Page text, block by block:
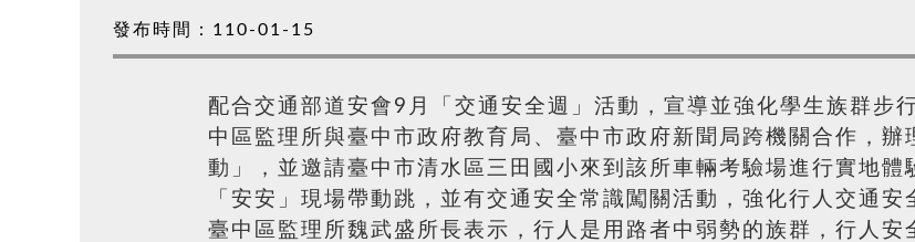
發布時間： 110-01-15
配合交通部道安會9月「交通安全週」活動，宣導並強化學生族群步
中區監理所與臺中市政府教育局、臺中市政府新聞局跨機關合作，
動」，並邀請臺中市清水區三田國小來到該所車輛考驗場進行實地體
「安安」現場帶動跳，並有交通安全常識闖關活動，強化行人交通安
臺中區監理所魏武盛所長表示，行人是用路者中弱勢的族群，行人